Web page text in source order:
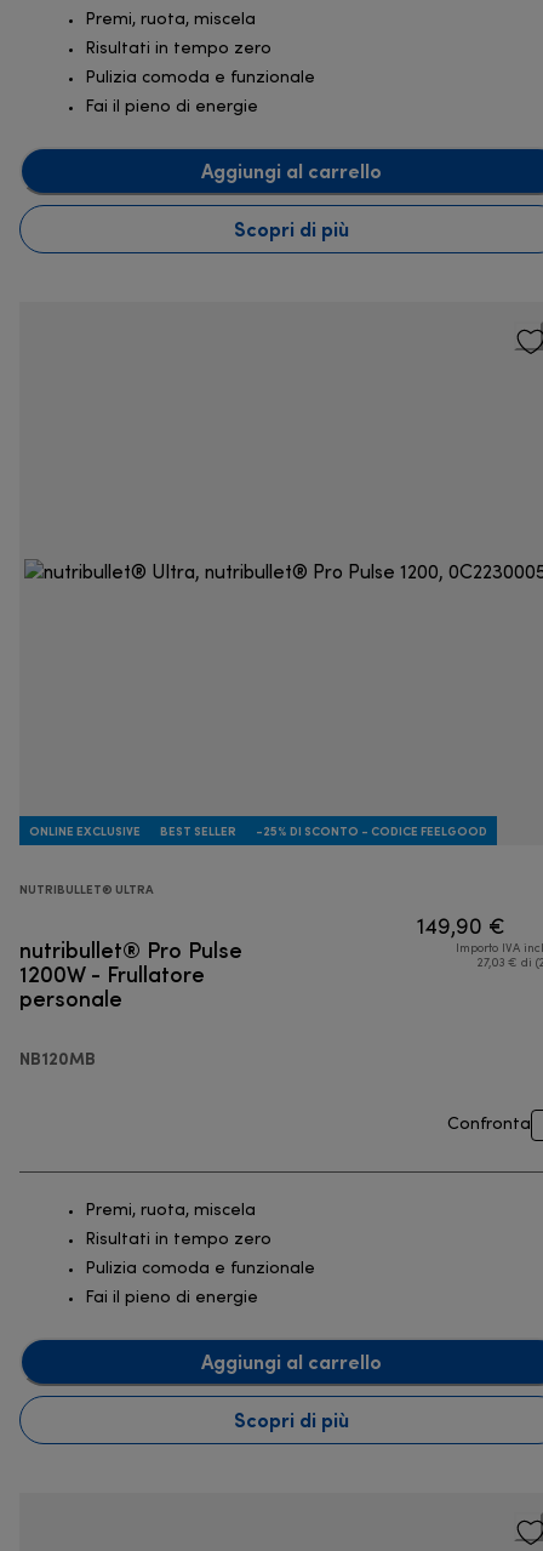
Premi, ruota, miscela
Risultati in tempo zero
Pulizia comoda e funzionale
Fai il pieno di energie
Aggiungi al carrello
Scopri di più
ONLINE EXCLUSIVE BEST SELLER -25% DI SCONTO - CODICE FEELGOOD
NUTRIBULLET® ULTRA
nutribullet® Pro Pulse
1200W - Frullatore
personale
NB120MB
149,90 €
Importo IVA
27,03 € di
Confronta
Premi, ruota, miscela
Risultati in tempo zero
Pulizia comoda e funzionale
Fai il pieno di energie
Aggiungi al carrello
Scopri di più